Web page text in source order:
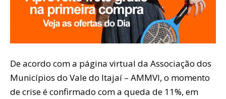
De acordo com a página virtual da Associação dos
Municípios do Vale do Itajaí – AMMVI, o momento
de crise é confirmado com a queda de 11%, em